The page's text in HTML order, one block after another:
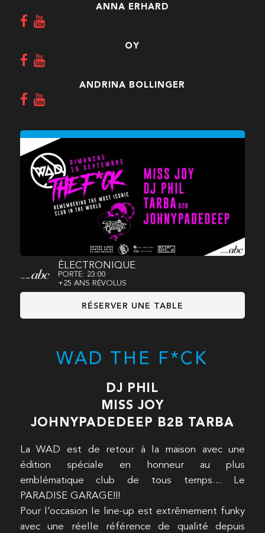
ANNA ERHARD
OY
ANDRINA BOLLINGER
ÉLECTRONIQUE
PORTE: 23:00
+25 ANS RÉVOLUS
RÉSERVER UNE TABLE
WAD THE F*CK
DJ PHIL
MISS JOY
JOHNYPADEDEEP B2B TARBA
La WAD est de retour à la maison avec une
édition spéciale en honneur au plus
emblématique club de tous temps… Le
PARADISE GARAGE!!!
Pour l’occasion le line-up est extrêmement funky
avec une réelle référence de qualité depuis